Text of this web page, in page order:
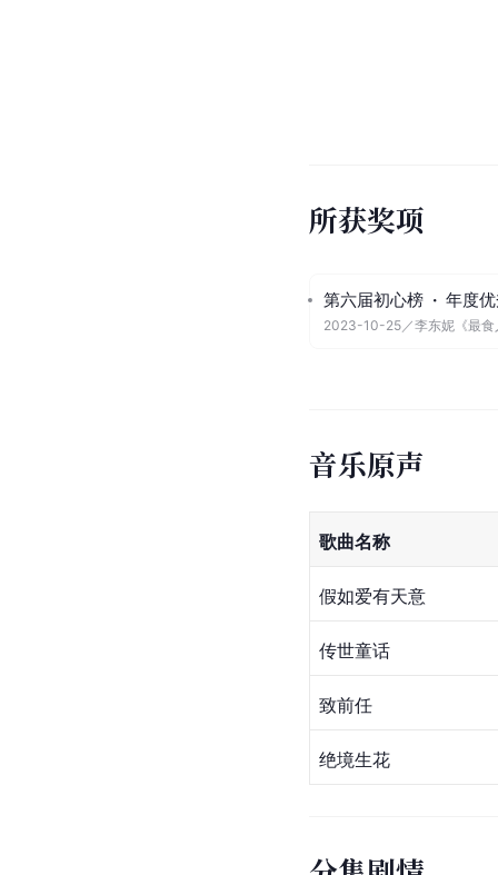
所获奖项
第六届初心榜 · 年度
2023-10-25／李东妮《最
音乐原声
歌曲名称
假如爱有天意
传世童话
致前任
绝境生花